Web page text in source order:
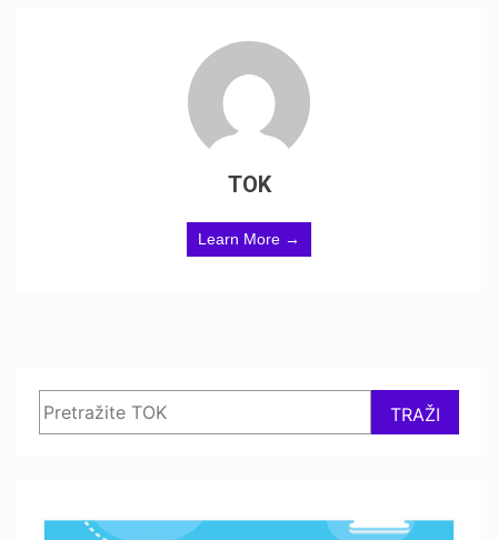
TOK
Learn More →
TRAŽI